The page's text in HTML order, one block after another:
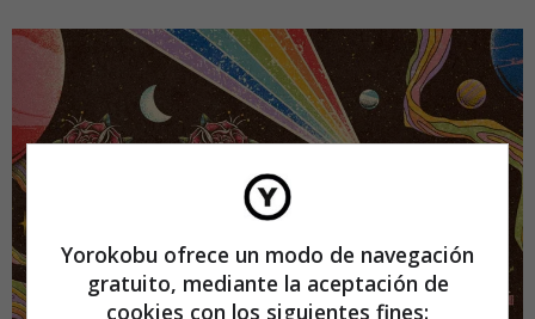
Yorokobu ofrece un modo de navegación
gratuito, mediante la aceptación de
cookies con los siguientes fines: